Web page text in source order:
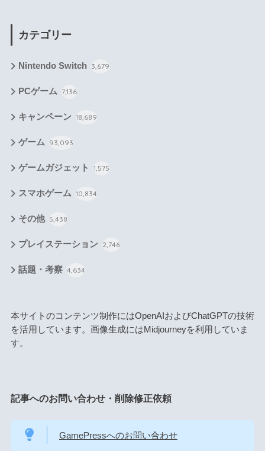
カテゴリー
Nintendo Switch 3,679
PCゲーム 7,136
キャンペーン 18,689
ゲーム 93,093
ゲームガジェット 1,575
スマホゲーム 10,834
その他 5,438
プレイステーション 2,746
話題・考察 4,634
本サイトのコンテンツ制作にはOpenAIおよびChatGPTの技術
を活用しています。画像生成にはMidjourneyを利用していま
す。
記事へのお問い合わせ・削除修正依頼
GamePressへのお問い合わせ